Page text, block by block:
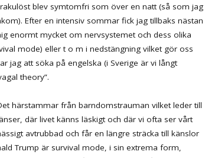
blev symtomfri som över en natt (så som jag
Efter en intensiv sommar fick jag tillbaks nästan
enormt mycket om nervsystemet och dess olika
mode) eller t o m i nedstängning vilket gör oss
jag att söka på engelska (i Sverige är vi långt
theory”.
härstammar från barndomstrauman vilket leder till
där livet känns läskigt och där vi ofta ser vårt
avtrubbad och får en längre sträcka till känslor
Trump är survival mode, i sin extrema form,